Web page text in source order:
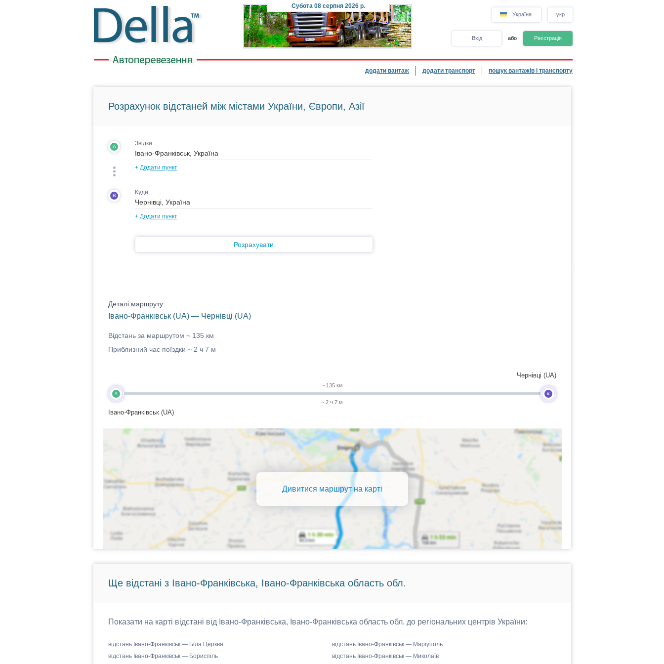
Субота08 серпня 2026 р.
Україна укр
Вхід або Реєстрація
додати вантаж додати транспорт пошук вантажів і транспорту
Розрахунок відстаней між містами України, Європи, Азії
A Звідки
+ Додати пункт
B Куди
+ Додати пункт
Розрахувати
Деталі маршруту:
Івано-Франківськ (UA) — Чернівці (UA)
Відстань за маршрутом ~ 135 км
Приблизний час поїздки ~ 2 ч 7 м
A
Івано-Франківськ (UA)
~ 135 км
~ 2 ч 7 м
B
Чернівці (UA)
Дивитися маршрут на карті
Ще відстані з Івано-Франківська, Івано-Франківська область обл.
Показати на карті відстані від Івано-Франківська, Івано-Франківська область обл. до регіональних центрів України:
відстань Івано-Франківськ — Біла Церква
відстань Івано-Франківськ — Бориспіль
відстань Івано-Франківськ — Маріуполь
відстань Івано-Франківськ — Миколаїв